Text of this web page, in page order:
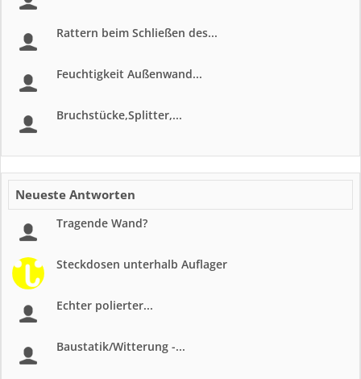
Rattern beim Schließen des...
Feuchtigkeit Außenwand...
Bruchstücke,Splitter,...
Neueste Antworten
Tragende Wand?
Steckdosen unterhalb Auflager
Echter polierter...
Baustatik/Witterung -...